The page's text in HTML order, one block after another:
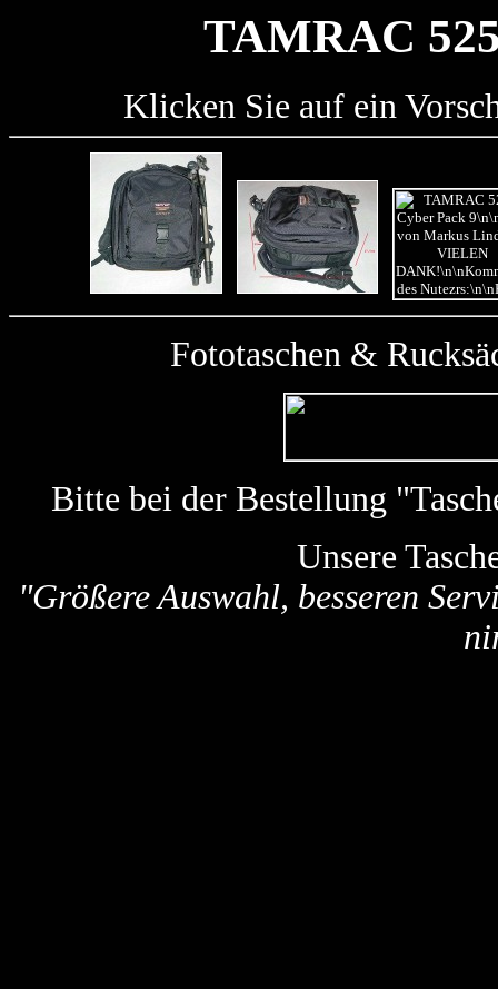
TAMRAC
Klicken Sie auf ein
Fototaschen &
Bitte bei der Bestellung
Unsere
"Größere Auswahl, besseren